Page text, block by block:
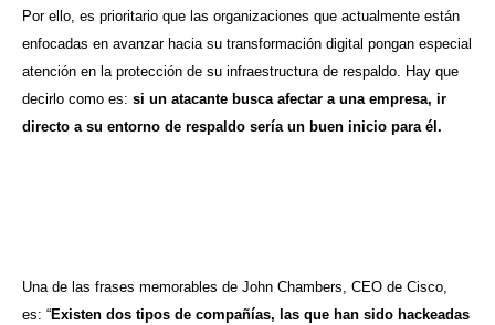
Por ello, es prioritario que las organizaciones que actualmente están
enfocadas en avanzar hacia su transformación digital pongan especial
atención en la protección de su infraestructura de respaldo. Hay que
decirlo como es: si un atacante busca afectar a una empresa, ir
directo a su entorno de respaldo sería un buen inicio para él.
Una de las frases memorables de John Chambers, CEO de Cisco,
es: “Existen dos tipos de compañías, las que han sido hackeadas